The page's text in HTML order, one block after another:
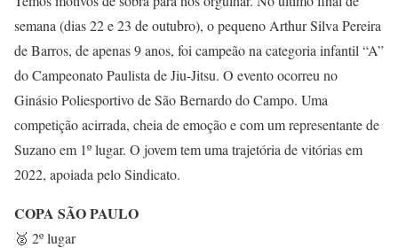
semana (dias 22 e 23 de outubro), o pequeno Arthur Silva Pereira
de Barros, de apenas 9 anos, foi campeão na categoria infantil “A”
do Campeonato Paulista de Jiu-Jitsu. O evento ocorreu no
Ginásio Poliesportivo de São Bernardo do Campo. Uma
competição acirrada, cheia de emoção e com um representante de
Suzano em 1º lugar. O jovem tem uma trajetória de vitórias em
2022, apoiada pelo Sindicato.
COPA SÃO PAULO
🥈 2º lugar